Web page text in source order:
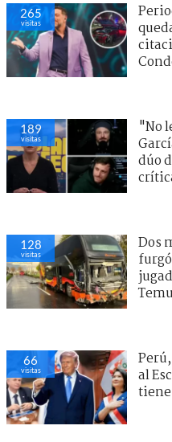
265
visitas
189
visitas
"No
dúo
128
visitas
Dos
66
visitas
al